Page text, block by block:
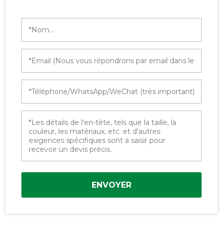
ENVOYER